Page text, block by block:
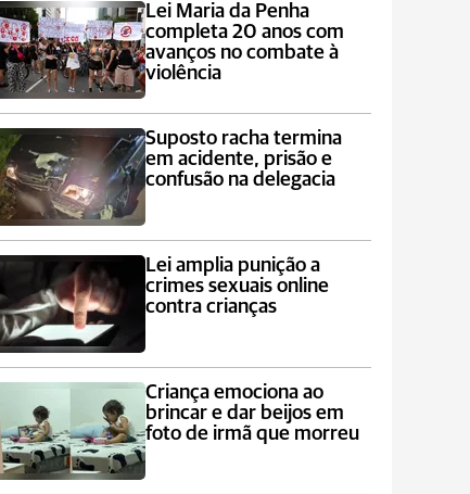
Lei Maria da Penha
completa 20 anos com
avanços no combate à
violência
Suposto racha termina
em acidente, prisão e
confusão na delegacia
Lei amplia punição a
crimes sexuais online
contra crianças
Criança emociona ao
brincar e dar beijos em
foto de irmã que morreu